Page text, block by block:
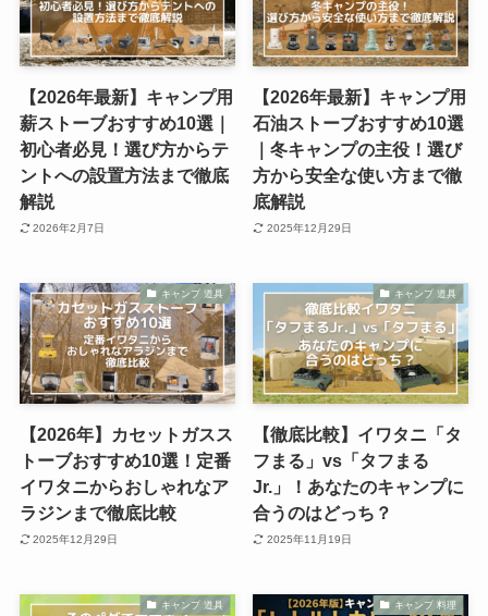
【2026年最新】キャンプ用
薪ストーブおすすめ10選｜
初心者必見！選び方からテ
ントへの設置方法まで徹底
解説
2026年2月7日
【2026年最新】キャンプ用
石油ストーブおすすめ10選
｜冬キャンプの主役！選び
方から安全な使い方まで徹
底解説
2025年12月29日
キャンプ 道具
【2026年】カセットガスス
トーブおすすめ10選！定番
イワタニからおしゃれなア
ラジンまで徹底比較
2025年12月29日
キャンプ 道具
【徹底比較】イワタニ「タ
フまる」vs「タフまる
Jr.」！あなたのキャンプに
合うのはどっち？
2025年11月19日
キャンプ 道具 キャンプ 料理